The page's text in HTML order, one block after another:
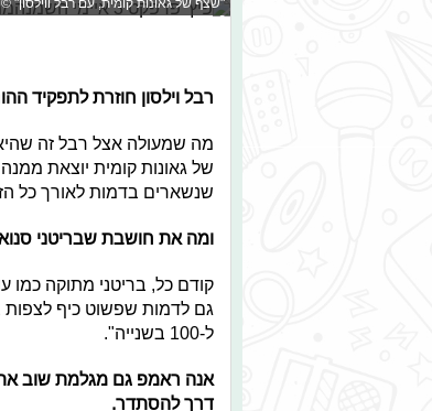
רבל וילסון חוזרת לתפקיד
מה שמעולה אצל רבל זה
של גאונות קומית יוצאת
שנשארים בדמות לאורך כל
ומה את חושבת שבריטני
קודם כל, בריטני מתוקה
ל-100 בשנייה".
אנה ראמפ גם מגלמת שוב
דרך להסתדר.